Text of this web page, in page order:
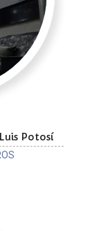
Potosí